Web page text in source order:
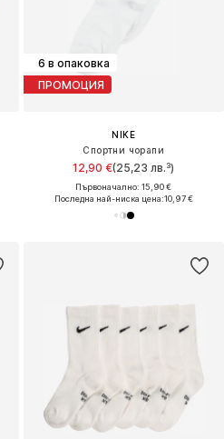
6 в опаковка
ПРОМОЦИЯ
NIKE
Спортни чорапи
12,90 €(25,23 лв.³)
Първоначално: 15,90 €
Последна най-ниска цена:10,97 €